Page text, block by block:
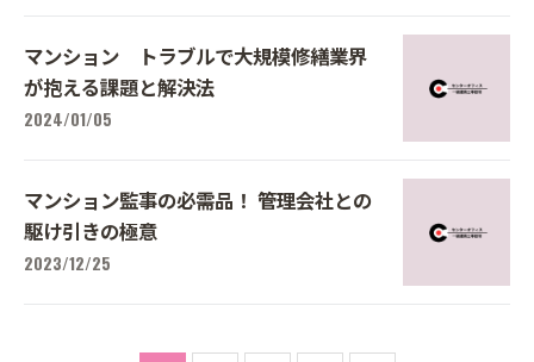
マンション トラブルで大規模修繕業界
が抱える課題と解決法
2024/01/05
マンション監事の必需品！ 管理会社との
駆け引きの極意
2023/12/25